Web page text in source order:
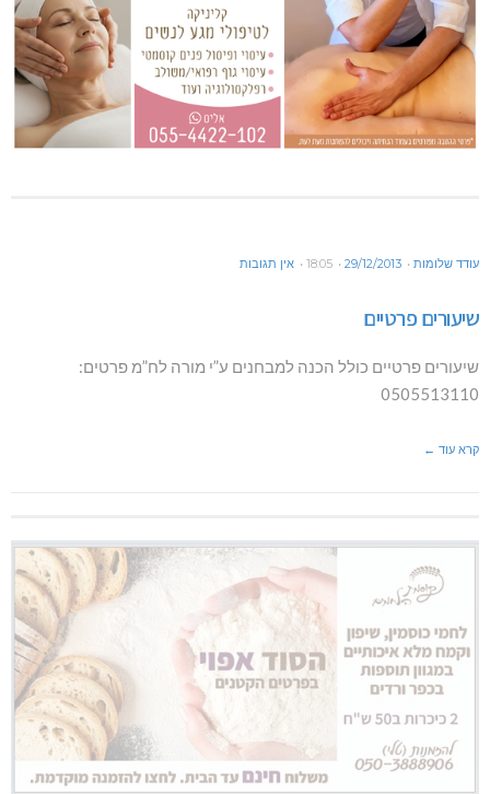
עודד שלומות 29/12/2013
18:05 אין תגובות
שיעורים פרטיים
שיעורים פרטיים כולל הכנה למבחנים ע”י מורה לח”מ פרטים:
0505513110
קרא עוד ←